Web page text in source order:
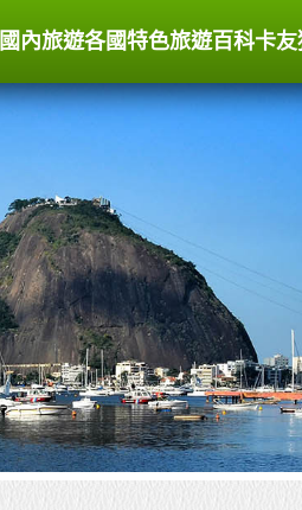
國內旅遊各國特色旅遊百科卡